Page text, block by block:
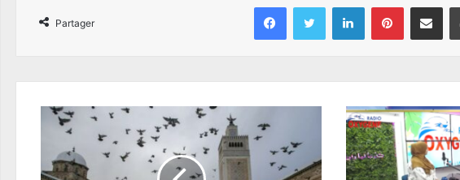
Partager
Facebook Twitter Linkedin Pinterest Partager par email